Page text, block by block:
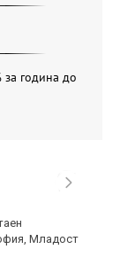
за година до
Младост